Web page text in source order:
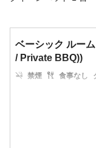
ベーシック ルー
/ Private BBQ))
禁煙 食事なし